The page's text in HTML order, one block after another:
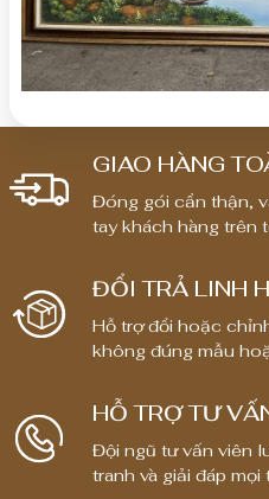
GIAO HÀNG
Đóng gói cẩn thận,
tay khách hàng trên
ĐỔI TRẢ LINH
Hỗ trợ đổi hoặc
không đúng mẫu
HỖ TRỢ TƯ
Đội ngũ tư vấn viên
tranh và giải đáp